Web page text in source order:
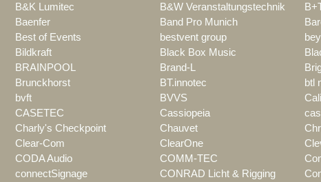
B&K Lumitec B&W Veranstaltungstechnik
Baenfer Band Pro Munich
Best of Events bestvent group
Bildkraft Black Box Music
BRAINPOOL Brand-L
Brunckhorst BT.innotec
btl
bvft BVVS
CASETEC Cassiopeia
Charly's Checkpoint Chauvet
Clear-Com ClearOne
CODA Audio COMM-TEC
connectSignage CONRAD Licht & Rigging